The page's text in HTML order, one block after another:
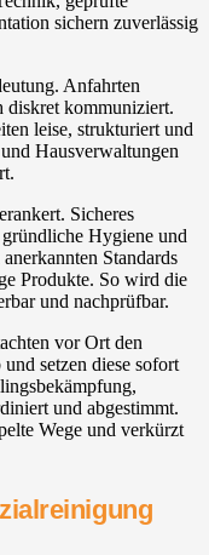
sichern zuverlässig
Anfahrten
diskret kommuniziert.
leise, strukturiert und
Hausverwaltungen
Sicheres
Hygiene und
Standards
Produkte. So wird die
und nachprüfbar.
vor Ort den
setzen diese sofort
und abgestimmt.
Wege und verkürzt